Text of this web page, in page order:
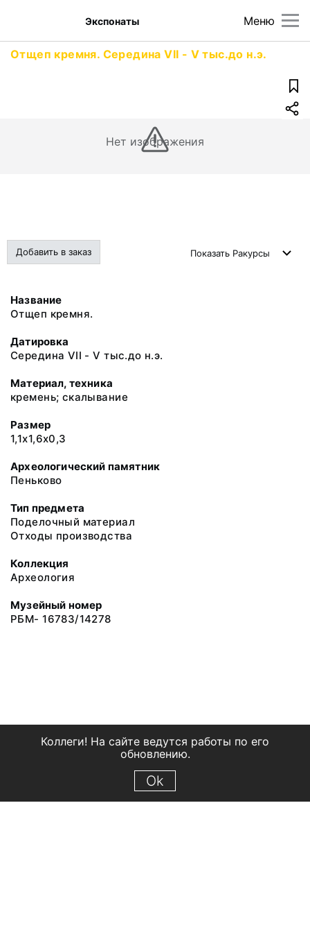
Меню
Экспонаты
Отщеп кремня. Середина VII - V тыс.до н.э.
Нет изображения
Добавить в заказ Показать Ракурсы
Название
Отщеп кремня.
Датировка
Середина VII - V тыс.до н.э.
Материал, техника
кремень; скалывание
Размер
1,1х1,6х0,3
Археологический памятник
Пеньково
Тип предмета
Поделочный материал
Отходы производства
Коллекция
Археология
Музейный номер
РБМ- 16783/14278
Коллеги! На сайте ведутся работы по его
обновлению.
Ok